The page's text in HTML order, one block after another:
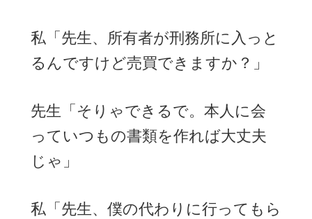
私「先生、所有者が刑務所に入っと
るんですけど売買できますか？」
先生「そりゃできるで。本人に会
っていつもの書類を作れば大丈夫
じゃ」
私「先生、僕の代わりに行ってもら